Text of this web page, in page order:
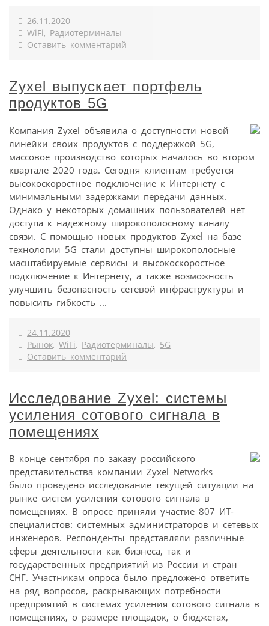
26.11.2020
WiFi, Радиотерминалы
Оставить комментарий
Zyxel выпускает портфель
продуктов 5G
Компания Zyxel объявила о доступности новой
линейки своих продуктов с поддержкой 5G,
массовое производство которых началось во втором
квартале 2020 года. Сегодня клиентам требуется
высокоскоростное подключение к Интернету с
минимальными задержками передачи данных.
Однако у некоторых домашних пользователей нет
доступа к надежному широкополосному каналу
связи. С помощью новых продуктов Zyxel на базе
технологии 5G стали доступны широкополосные
масштабируемые сервисы и высокоскоростное
подключение к Интернету, а также возможность
улучшить безопасность сетевой инфраструктуры и
повысить гибкость ...
24.11.2020
Рынок, WiFi, Радиотерминалы, 5G
Оставить комментарий
Исследование Zyxel: системы
усиления сотового сигнала в
помещениях
В конце сентября по заказу российского
представительства компании Zyxel Networks
было проведено исследование текущей ситуации на
рынке систем усиления сотового сигнала в
помещениях. В опросе приняли участие 807 ИТ-
специалистов: системных администраторов и сетевых
инженеров. Респонденты представляли различные
сферы деятельности как бизнеса, так и
государственных предприятий из России и стран
СНГ. Участникам опроса было предложено ответить
на ряд вопросов, раскрывающих потребности
предприятий в системах усиления сотового сигнала в
помещениях, о размере площадок, о бюджетах,